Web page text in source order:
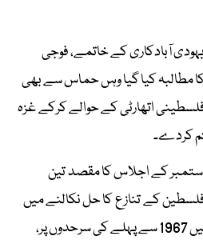
آبادکاری کے خاتمے، فوجی
مطالبہ کیا گیا وہں حماس سے بھی
اتھارٹی کے حوالے کرکے غزہ
کردے۔
اقوام متحدہ کے مطابق آج 22 ستمبر کے اجلاس کا مقصد تین
فلسطین کے تنازع کا حل نکالنے میں
مدد دینا ہے تاکہ دونوں ریاستیں 1967 سے پہلے کی سرحدوں پر،